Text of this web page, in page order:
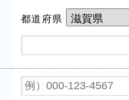
都道府県